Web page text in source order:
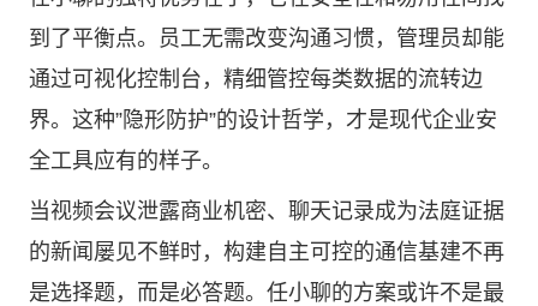
到了平衡点。员工无需改变沟通习惯，管理员却能
通过可视化控制台，精细管控每类数据的流转边
界。这种”隐形防护”的设计哲学，才是现代企业安
全工具应有的样子。
当视频会议泄露商业机密、聊天记录成为法庭证据
的新闻屡见不鲜时，构建自主可控的通信基建不再
是选择题，而是必答题。任小聊的方案或许不是最